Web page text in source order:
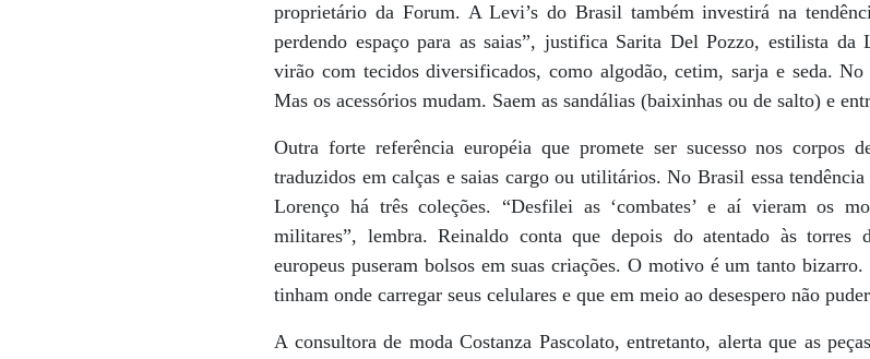
proprietário da Forum. A Levi’s do Brasil também investirá na
perdendo espaço para as saias”, justifica Sarita Del Pozzo, estilista da
virão com tecidos diversificados, como algodão, cetim, sarja e seda.
Mas os acessórios mudam. Saem as sandálias (baixinhas ou de salto) e
Outra forte referência européia que promete ser sucesso nos corpos
traduzidos em calças e saias cargo ou utilitários. No Brasil essa
Lorenço há três coleções. “Desfilei as ‘combates’ e aí vieram os
militares”, lembra. Reinaldo conta que depois do atentado às torres
europeus puseram bolsos em suas criações. O motivo é um tanto
tinham onde carregar seus celulares e que em meio ao desespero não
A consultora de moda Costanza Pascolato, entretanto, alerta que as